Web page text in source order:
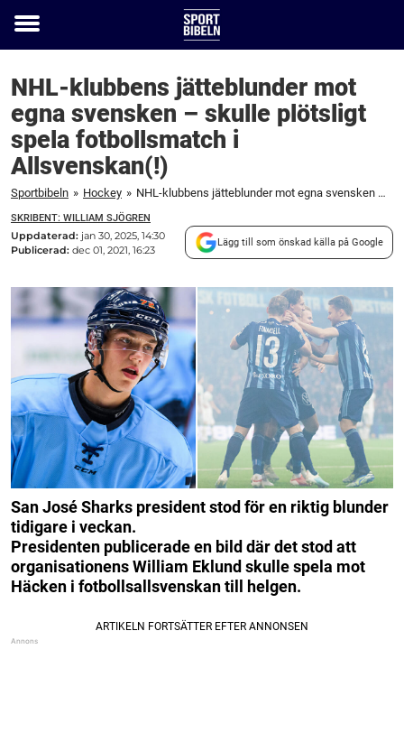
Toggle
NHL-klubbens jätteblunder mot
egna svensken – skulle plötsligt
spela fotbollsmatch i
Allsvenskan(!)
Sportbibeln » Hockey » NHL-klubbens jätteblunder mot egna svensken – skulle plötsligt spela fotbollsmatch i Allsvenskan(!)
SKRIBENT: WILLIAM SJÖGREN
Uppdaterad: jan 30, 2025, 14:30
Publicerad: dec 01, 2021, 16:23
Lägg till som önskad källa på Google
San José Sharks president stod för en riktig blunder
tidigare i veckan.
Presidenten publicerade en bild där det stod att
organisationens William Eklund skulle spela mot
Häcken i fotbollsallsvenskan till helgen.